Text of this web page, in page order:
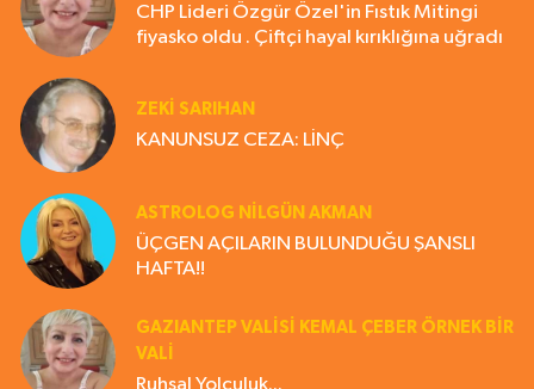
CHP Lideri Özgür Özel'in Fıstık Mitingi
fiyasko oldu . Çiftçi hayal kırıklığına uğradı
ZEKI SARIHAN
KANUNSUZ CEZA: LİNÇ
ASTROLOG NILGÜN AKMAN
ÜÇGEN AÇILARIN BULUNDUĞU ŞANSLI
HAFTA!!
GAZIANTEP VALISI KEMAL ÇEBER ÖRNEK BİR
VALİ